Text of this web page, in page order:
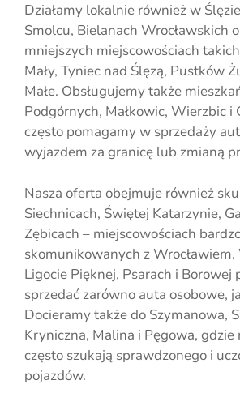
Działamy lokalnie również w
Smolcu, Bielanach Wrocławskich
mniejszych miejscowościach
Mały, Tyniec nad Ślęzą, Pustków
Małe. Obsługujemy także
Podgórnych, Małkowic, Wierzbic i
często pomagamy w sprzedaży
wyjazdem za granicę lub zmianą
Nasza oferta obejmuje również
Siechnicach, Świętej Katarzynie,
Zębicach – miejscowościach
skomunikowanych z Wrocławiem.
Ligocie Pięknej, Psarach i Borowej
sprzedać zarówno auta osobowe,
Docieramy także do Szymanowa,
Kryniczna, Malina i Pęgowa, gdzie
często szukają sprawdzonego i
pojazdów.